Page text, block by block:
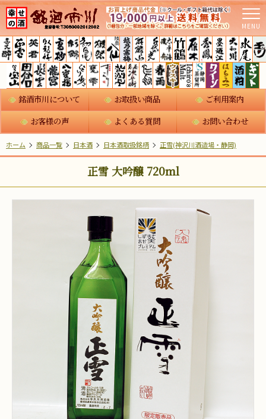
MENU
銘酒市川について お取扱い商品
ご利用案内
お客様の声
よくある質問 お問い合わせ
ホーム 商品一覧 日本酒 日本酒取扱銘柄 正雪(神沢川酒造場・静岡)
正雪 大吟醸 720ml